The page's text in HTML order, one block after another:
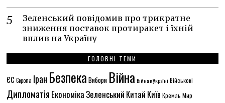
Зеленський повідомив про трикратне
зниження поставок протиракет і їхній
вплив на Україну
ГОЛОВНІ ТЕМИ
ЄС Європа Іран Безпека Вибори Війна Війна в Україні Військові
Дипломатія ЕкономікаЗеленський Китай Київ Кремль Мир